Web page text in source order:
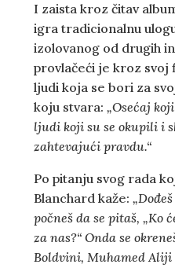
I zaista kroz čitav
igra tradicionalnu
izolovanog od drugih
provlačeći je kroz svoj
ljudi koja se bori za
koju stvara: „Osećaj
ljudi koji su se okupili i
zahtevajući pravdu.“
Po pitanju svog rada
Blanchard kaže:
počneš da se pitaš, „Ko
za nas?“ Onda se
Boldvini, Muhamed